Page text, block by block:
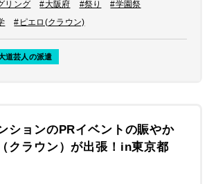
リング #大阪府 #祭り
#学園祭
#ピエロ(クラウン)
道芸人の派遣
ションのPRイベントの賑やか
クラウン）が出張！in東京都